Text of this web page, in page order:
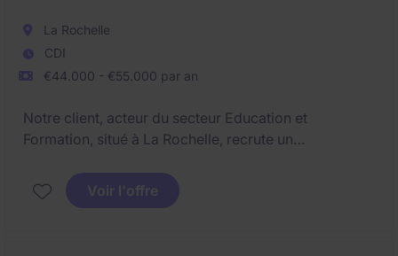
La Rochelle
CDI
€44.000 - €55.000 par an
Notre client, acteur du secteur Education et
Formation, situé à La Rochelle, recrute un
chain H/F, pour la rentrée de septembre 2026.
Voir l'offre